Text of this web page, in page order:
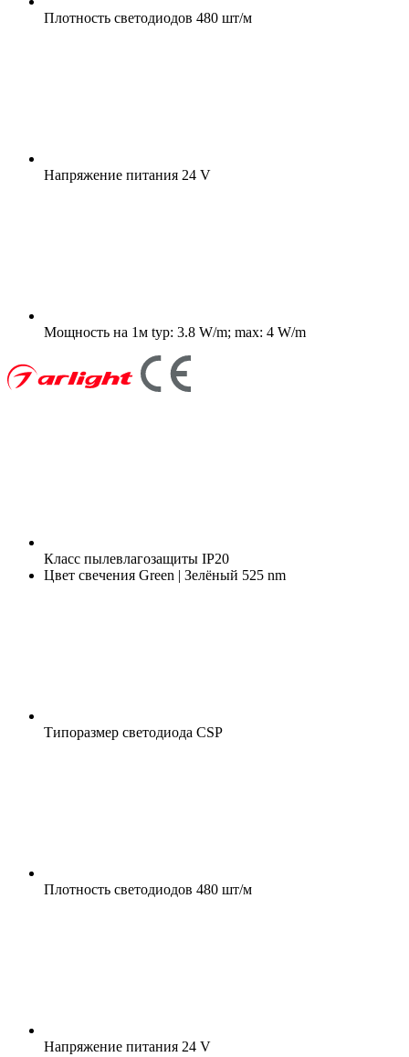
Плотность светодиодов 480 шт/м
Напряжение питания 24 V
Мощность на 1м typ: 3.8 W/m; max: 4 W/m
Класс пылевлагозащиты IP20
Цвет свечения Green | Зелёный 525 nm
Типоразмер светодиода CSP
Плотность светодиодов 480 шт/м
Напряжение питания 24 V